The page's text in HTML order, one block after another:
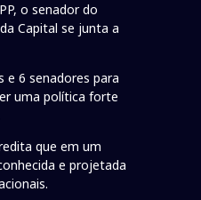
o senador do
Capital se junta a
e 6 senadores para
uma política forte
que em um
e projetada